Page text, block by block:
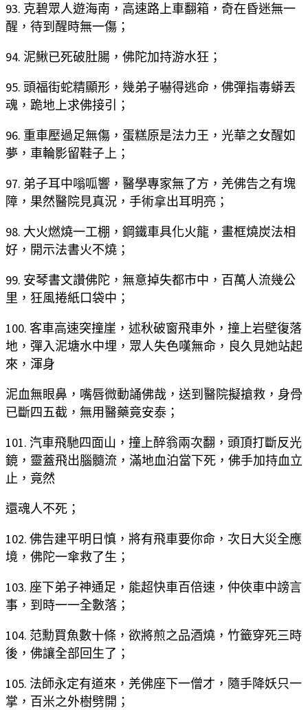
93. 克碧眾人遊海南，高速路上車翻箱，奇在昏迷無一
醒，待到醒時無一傷；
94. 泥鰍已死破肚腸，佛陀加持游水狂；
95. 頭福街蛇精顯形，幾弟子嚇得逃命，佛彈指毒蟒丟
魂，跪地上求佛接引；
96. 重車壓過足無傷，蛋糕原是法力王，光華之女醒如
夢，車輪影留鞋子上；
97. 弟子耳中嗡呱響，醫學專家無了方，羌佛告之有塊
障，果然醫院見真況，手術拿出耳明亮；
98. 大火燃燒一工棚，鋼鐵車具化火龍，畫框燒炭法相
好，開示法書火不燒；
99. 安琴書文讚佛陀，無意掉失都市中，百萬人流幾公
里，狂風捲紙口袋中；
100. 客車高速突撞崖，述秋破窗飛車外，撞上岩壁復落
地，彈入泥塘水中埋，眾人失色嘆無命，良久見她站起
來，渾身
泥血無眼鼻，嘴唇微動誦佛哉，送到醫院擬搶救，身骨
已斷四五截，無用醫藥竟安泰；
101. 汽車飛馳四面山，撞上醉翁兩次翻，頭頂打斷反光
鏡，靈蓋飛出腦髓流，滿地血泊當下死，佛手加持血立
止，竟然
還魂人不死；
102. 佛告建平明日慎，將有飛車要你命，次日大災全應
境，佛陀一傘救了生；
103. 座下弟子神通足，能超快車百倍速，仲俠車中謗言
事，到時一一全數落；
104. 范勳買魚數十條，欲將煎之品酒燒，竹籤穿死三時
後，佛讓全部回生了；
105. 法師永定有道來，羌佛座下一僧才，隨手降妖只一
掌，百米之外樹劈開；